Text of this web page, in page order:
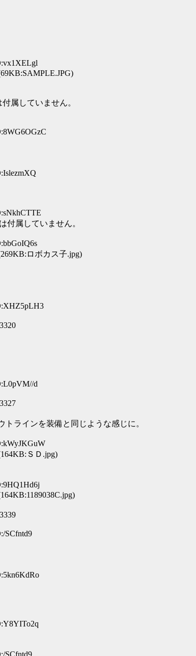
属していません。
付属していません。
ロボカス子.jpg)
d
ラインを装備と同じような感じに。
ＳＤ.jpg)
SCfntd9
SCfntd9